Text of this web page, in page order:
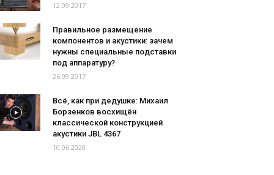
12.09.2017
Правильное размещение
компонентов и акустики: зачем
нужны специальные подставки
под аппаратуру?
26.09.2017
Всё, как при дедушке: Михаил
Борзенков восхищён
классической конструкцией
акустики JBL 4367
10.06.2020